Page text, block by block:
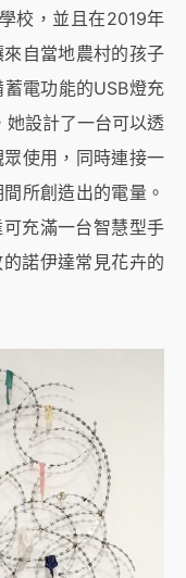
校，並且在2019年
自當地農村的孩子
電功能的USB燈充
設計了一台可以透
使用，同時連接一
所創造出的電量。
充滿一台智慧型手
諾伊達常見花卉的